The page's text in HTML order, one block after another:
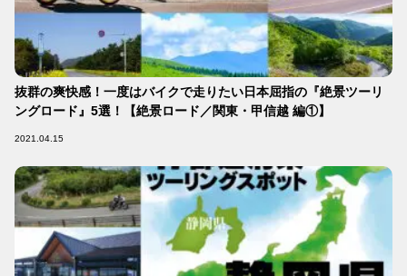
抜群の爽快感！一度はバイクで走りたい日本屈指の『絶景ツーリ
ングロード』5選！【絶景ロード／関東・甲信越 編①】
2021.04.15